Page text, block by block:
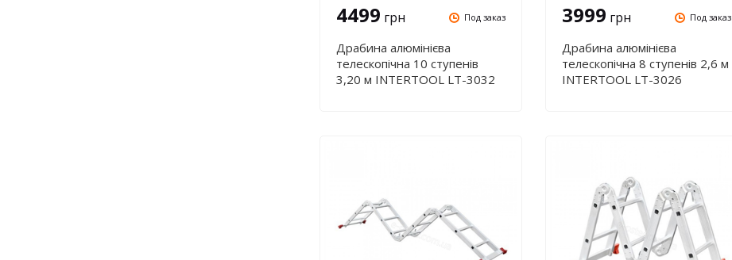
4499 грн Под заказ
Драбина алюмінієва
телескопічна 10 ступенів
3,20 м INTERTOOL LT-3032
3999 грн Под заказ
Драбина алюмінієва
телескопічна 8 ступенів 2,6 м
INTERTOOL LT-3026